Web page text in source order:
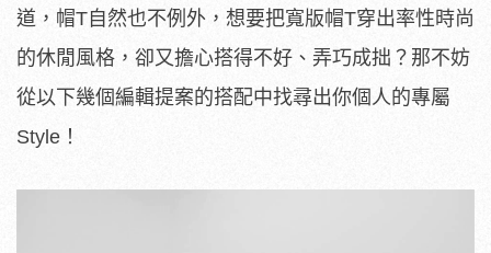
道，帽T自然也不例外，想要把寬版帽T穿出率性時尚
的休閒風格，卻又擔心搭得不好、弄巧成拙？那不妨
從以下幾個編輯提案的搭配中找尋出你個人的專屬
Style！